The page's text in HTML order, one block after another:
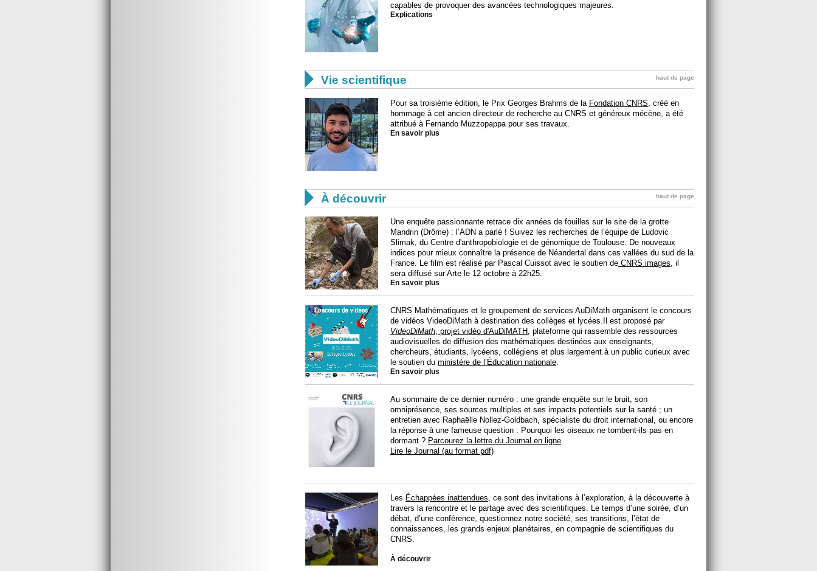
capables de provoquer des avancées technologiques majeures.
Explications
 Vie scientifique haut de page
Pour sa troisième édition, le Prix Georges Brahms de la Fondation CNRS, créé en
hommage à cet ancien directeur de recherche au CNRS et généreux mécène, a été
attribué à Fernando Muzzopappa pour ses travaux.
En savoir plus
 À découvrir haut de page
Une enquête passionnante retrace dix années de fouilles sur le site de la grotte
Mandrin (Drôme) : l’ADN a parlé ! Suivez les recherches de l’équipe de Ludovic
Slimak, du Centre d'anthropobiologie et de génomique de Toulouse. De nouveaux
indices pour mieux connaître la présence de Néandertal dans ces vallées du sud de la
France. Le film est réalisé par Pascal Cuissot avec le soutien de CNRS images, il
sera diffusé sur Arte le 12 octobre à 22h25.
En savoir plus
CNRS Mathématiques et le groupement de services AuDiMath organisent le concours
de vidéos VideoDiMath à destination des collèges et lycées.Il est proposé par
VideoDiMath, projet vidéo d'AuDiMATH, plateforme qui rassemble des ressources
audiovisuelles de diffusion des mathématiques destinées aux enseignants,
chercheurs, étudiants, lycéens, collégiens et plus largement à un public curieux avec
le soutien du ministère de l’Éducation nationale.
En savoir plus
Au sommaire de ce dernier numéro : une grande enquête sur le bruit, son
omniprésence, ses sources multiples et ses impacts potentiels sur la santé ; un
entretien avec Raphaëlle Nollez-Goldbach, spécialiste du droit international, ou encore
la réponse à une fameuse question : Pourquoi les oiseaux ne tombent-ils pas en
dormant ? Parcourez la lettre du Journal en ligne
Lire le Journal (au format pdf)
Les Échappées inattendues, ce sont des invitations à l’exploration, à la découverte à
travers la rencontre et le partage avec des scientifiques. Le temps d’une soirée, d’un
débat, d’une conférence, questionnez notre société, ses transitions, l’état de
connaissances, les grands enjeux planétaires, en compagnie de scientifiques du
CNRS.
À découvrir